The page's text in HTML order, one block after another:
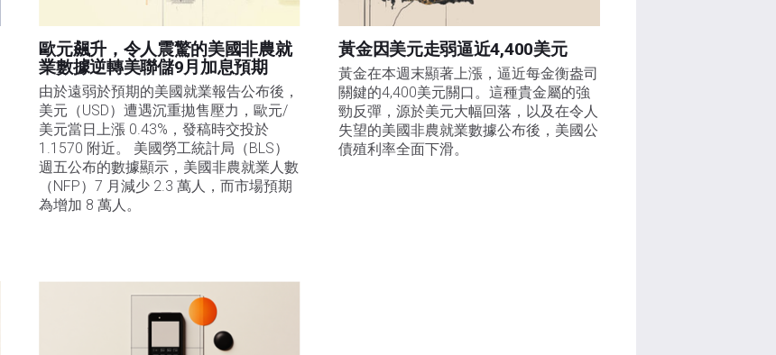
歐元飆升，令人震驚的美國非農就
業數據逆轉美聯儲9月加息預期
由於遠弱於預期的美國就業報告公布後，
美元（USD）遭遇沉重拋售壓力，歐元/
美元當日上漲 0.43%，發稿時交投於
1.1570 附近。 美國勞工統計局（BLS）
週五公布的數據顯示，美國非農就業人數
（NFP）7 月減少 2.3 萬人，而市場預期
為增加 8 萬人。
黃金因美元走弱逼近4,400美元
黃金在本週末顯著上漲，逼近每金衡盎司
關鍵的4,400美元關口。這種貴金屬的強
勁反彈，源於美元大幅回落，以及在令人
失望的美國非農就業數據公布後，美國公
債殖利率全面下滑。